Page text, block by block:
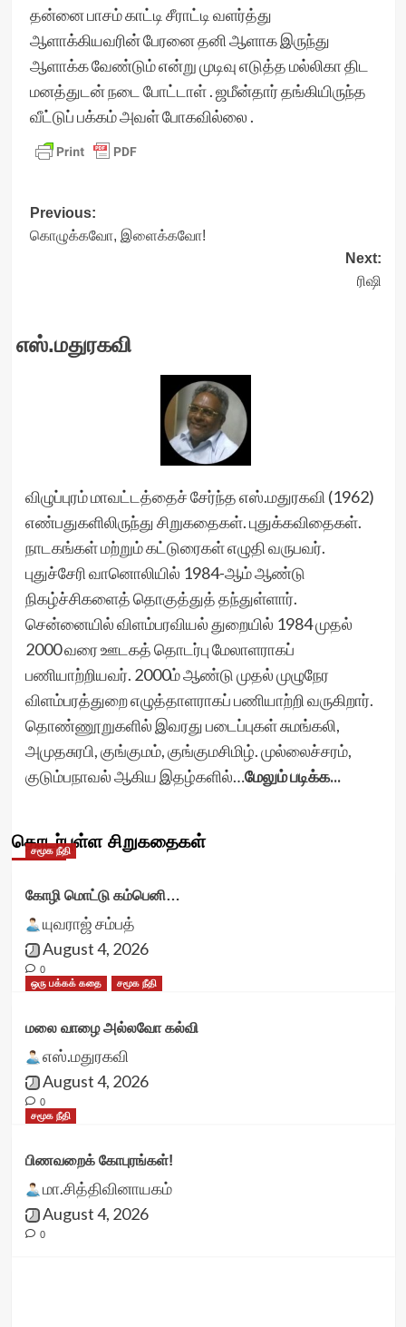
தன்னை பாசம் காட்டி சீராட்டி வளர்த்து
ஆளாக்கியவரின் பேரனை தனி ஆளாக இருந்து
ஆளாக்க வேண்டும் என்று முடிவு எடுத்த மல்லிகா திட
மனத்துடன் நடை போட்டாள் . ஜமீன்தார் தங்கியிருந்த
வீட்டுப் பக்கம் அவள் போகவில்லை .
Post
navigation
Previous:
கொழுக்கவோ, இளைக்கவோ!
Next:
ரிஷி
எஸ்.மதுரகவி
விழுப்புரம் மாவட்டத்தைச் சேர்ந்த எஸ்.மதுரகவி (1962)
எண்பதுகளிலிருந்து சிறுகதைகள். புதுக்கவிதைகள்.
நாடகங்கள் மற்றும் கட்டுரைகள் எழுதி வருபவர்.
புதுச்சேரி வானொலியில் 1984-ஆம் ஆண்டு
நிகழ்ச்சிகளைத் தொகுத்துத் தந்துள்ளார்.
சென்னையில் விளம்பரவியல் துறையில் 1984 முதல்
2000 வரை ஊடகத் தொடர்பு மேலாளராகப்
பணியாற்றியவர். 2000ம் ஆண்டு முதல் முழுநேர
விளம்பரத்துறை எழுத்தாளராகப் பணியாற்றி வருகிறார்.
தொண்ணூறுகளில் இவரது படைப்புகள் சுமங்கலி,
அமுதசுரபி, குங்குமம், குங்குமசிமிழ். முல்லைச்சரம்,
குடும்பநாவல் ஆகிய இதழ்களில்…மேலும் படிக்க...
தொடர்புள்ள சிறுகதைகள்
சமூக நீதி
கோழி மொட்டு கம்பெனி…
யுவராஜ் சம்பத்
August 4, 2026
0
ஒரு பக்கக் கதை
சமூக நீதி
மலை வாழை அல்லவோ கல்வி
எஸ்.மதுரகவி
August 4, 2026
0
சமூக நீதி
பிணவறைக் கோபுரங்கள்!
மா.சித்திவினாயகம்
August 4, 2026
0